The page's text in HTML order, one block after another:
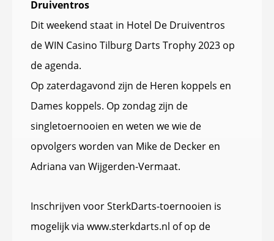
Druiventros
Dit weekend staat in Hotel De Druiventros
de WIN Casino Tilburg Darts Trophy 2023 op
de agenda.
Op zaterdagavond zijn de Heren koppels en
Dames koppels. Op zondag zijn de
singletoernooien en weten we wie de
opvolgers worden van Mike de Decker en
Adriana van Wijgerden-Vermaat.
Inschrijven voor SterkDarts-toernooien is
mogelijk via www.sterkdarts.nl of op de